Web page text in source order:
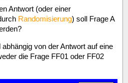
Antwort (oder einer
Randomisierung) soll Frage A
abhängig von der Antwort auf eine
die Frage FF01 oder FF02